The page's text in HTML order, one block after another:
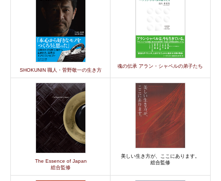
SHOKUNIN 職人・菅野敬一の生き方
魂の伝承 アラン・シャペルの弟子たち
The Essence of Japan
総合監修
美しい生き方が、ここにあります。
総合監修